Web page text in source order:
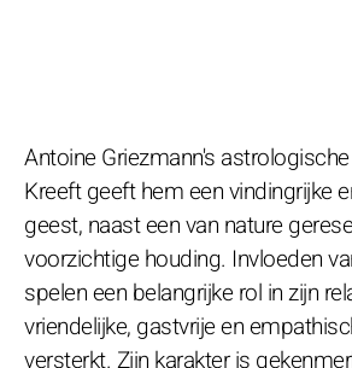
Antoine Griezmann's
Kreeft geeft hem een vindingrijke
geest, naast een van nature
voorzichtige houding. Invloeden
spelen een belangrijke rol in zijn
vriendelijke, gastvrije en
versterkt. Zijn karakter is